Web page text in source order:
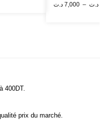
7,000 د.ت – د.ت
400DT.
prix du marché.